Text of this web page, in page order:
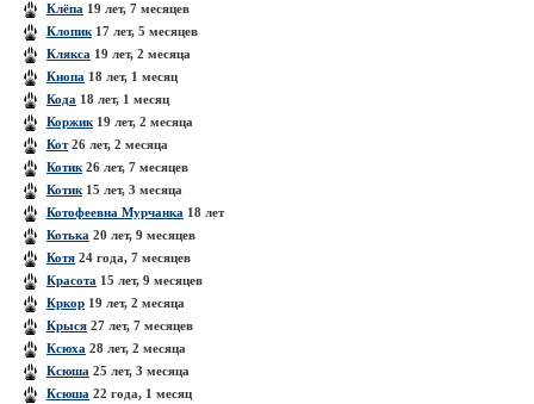
Клёпа 19 лет, 7 месяцев
Клопик 17 лет, 5 месяцев
Клякса 19 лет, 2 месяца
Кнопа 18 лет, 1 месяц
Кода 18 лет, 1 месяц
Коржик 19 лет, 2 месяца
Кот26 лет, 2 месяца
Котик 26 лет, 7 месяцев
Котик 15 лет, 3 месяца
Котофеевна Мурчанка 18 лет
Котька 20 лет, 9 месяцев
Котя 24 года, 7 месяцев
Красота 15 лет, 9 месяцев
Кркор 19 лет, 2 месяца
Крыся 27 лет, 7 месяцев
Ксюха 28 лет, 2 месяца
Ксюша 25 лет, 3 месяца
Ксюша 22 года, 1 месяц